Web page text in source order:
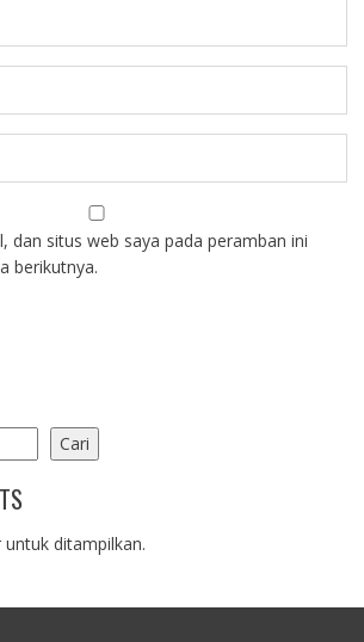
dan situs web saya pada peramban ini
berikutnya.
Cari
ditampilkan.